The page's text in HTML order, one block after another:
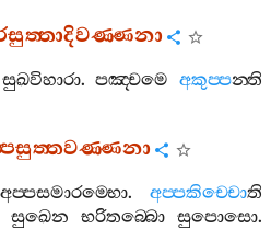
සුඛවිහාරා.පඤ‍්චමෙ අකුප‍්පන‍්ති
අප‍්පසමාරම‍්භො. අප‍්පකිච‍්චොති
සුඛෙන භරිතබ‍්බො සුපොසො.